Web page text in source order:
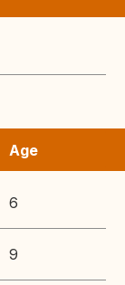
Age
6
9